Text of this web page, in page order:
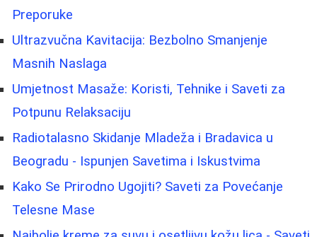
Preporuke
Ultrazvučna Kavitacija: Bezbolno Smanjenje
Masnih Naslaga
Umjetnost Masaže: Koristi, Tehnike i Saveti za
Potpunu Relaksaciju
Radiotalasno Skidanje Mladeža i Bradavica u
Beogradu - Ispunjen Savetima i Iskustvima
Kako Se Prirodno Ugojiti? Saveti za Povećanje
Telesne Mase